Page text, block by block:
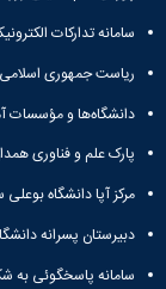
سامانه تدارکات
ریاست جمهوری اسلامی
دانشگاه‌ها و مؤسسات
پارک علم و فناوری
مرکز آپا دانشگاه بوعلی
دبیرستان پسرانه
سامانه پاسخگوئی به